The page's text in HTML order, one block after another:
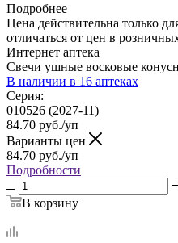
Подробнее
Цена действительна только
отличаться от цен в
Интернет аптека
Свечи ушные восковые
В наличии в 16 аптеках
Серия:
010526 (2027-11)
84.70 руб./уп
Варианты цен
84.70 руб./уп
Подробности
В корзину